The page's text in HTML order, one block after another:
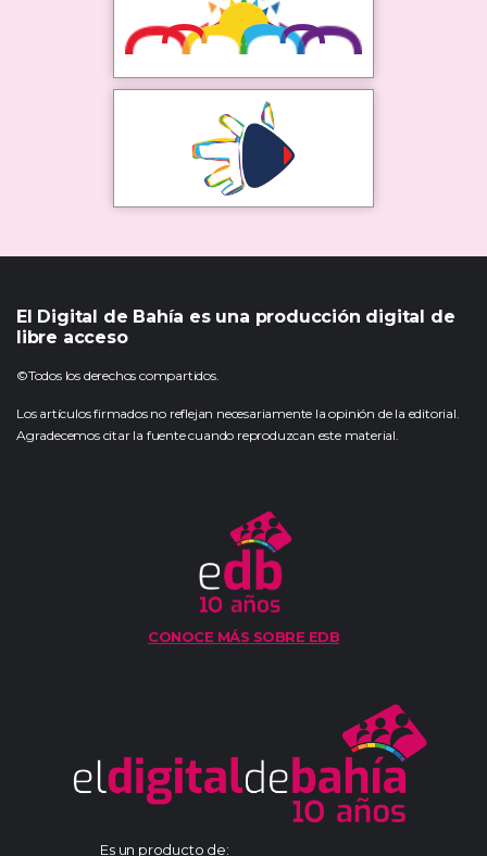
El Digital de Bahía es una producción digital de
libre acceso
©Todos los derechos compartidos.
Los artículos firmados no reflejan necesariamente la opinión de la editorial.
Agradecemos citar la fuente cuando reproduzcan este material.
CONOCE MÁS SOBRE EDB
Es un producto de: